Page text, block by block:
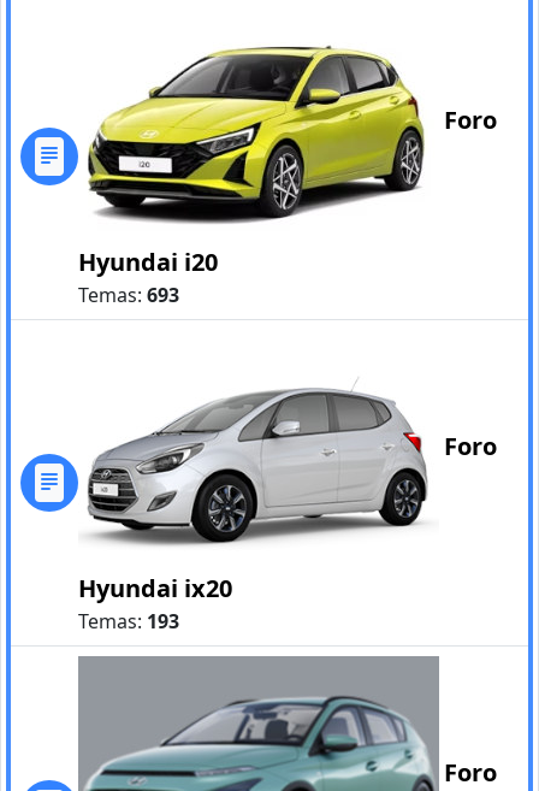
Foro
Hyundai i20
Temas: 693
Foro
Hyundai ix20
Temas: 193
Foro